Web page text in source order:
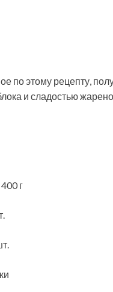
по этому рецепту,
и сладостью
г